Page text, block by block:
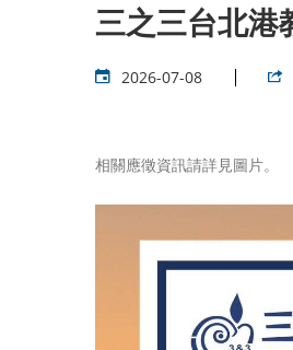
三之三台北港
2026-07-08
相關應徵資訊請詳見圖片。